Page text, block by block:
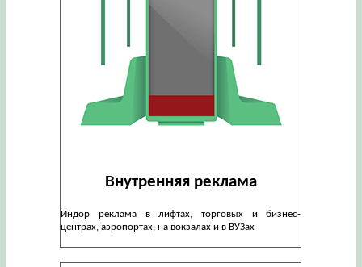
Внутренняя реклама
Индор реклама в лифтах, торговых и бизнес-
центрах, аэропортах, на вокзалах и в ВУЗах